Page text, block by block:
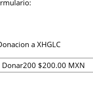
a XHGLC